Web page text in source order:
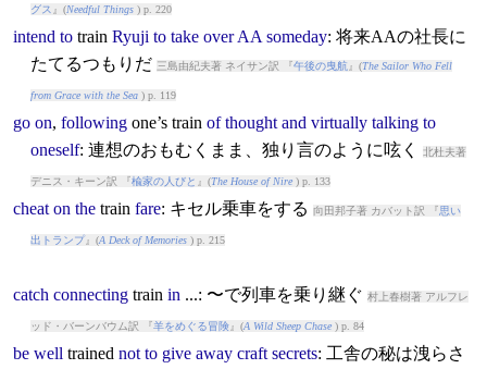
グス 』(Needful Things) p. 220
intend to train Ryuji to take over AA someday: 将来AAの社長に
たてるつもりだ 三島由紀夫著 ネイサン訳 『午後の曳航 』(The Sailor Who Fell
from Grace with the Sea) p. 119
go on, followingone’s train of thought and virtually talking to
oneself: 連想のおもむくまま、独り言のように呟く 北杜夫著
デニス・キーン訳 『楡家の人びと 』(The House of Nire) p. 133
cheat on the train fare: キセル乗車をする 向田邦子著 カバット訳 『思い
出トランプ』(A Deck of Memories) p. 215
catch connecting train in ...: 〜で列車を乗り継ぐ 村上春樹著 アルフレ
ッド・バーンバウム訳 『羊をめぐる冒険』(A Wild Sheep Chase) p. 84
be well trained not to give away craft secrets: 工舎の秘は洩らさ